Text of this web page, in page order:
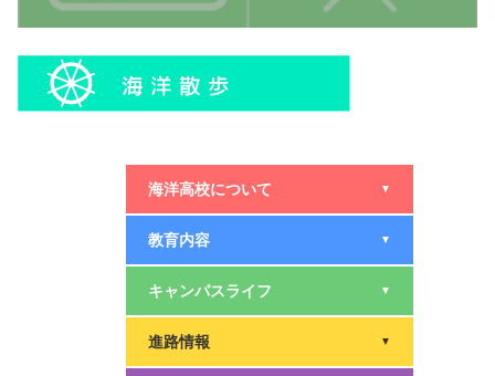
海洋高校について ▼
教育内容 ▼
キャンパスライフ ▼
進路情報 ▼